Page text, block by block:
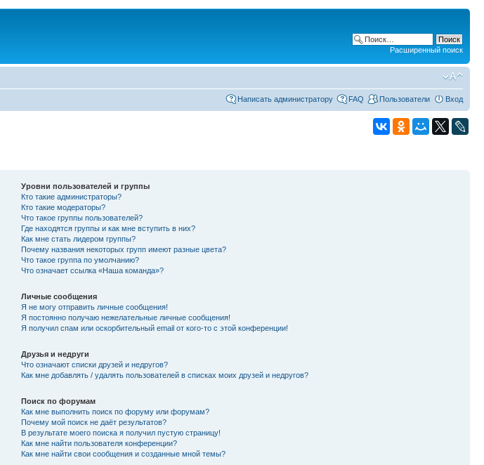
Расширенный поиск
Написать администратору FAQ Пользователи Вход
Уровни пользователей и группы
Кто такие администраторы?
Кто такие модераторы?
Что такое группы пользователей?
Где находятся группы и как мне вступить в них?
Как мне стать лидером группы?
Почему названия некоторых групп имеют разные цвета?
Что такое группа по умолчанию?
Что означает ссылка «Наша команда»?
Личные сообщения
Я не могу отправить личные сообщения!
Я постоянно получаю нежелательные личные сообщения!
Я получил спам или оскорбительный email от кого-то с этой конференции!
Друзья и недруги
Что означают списки друзей и недругов?
Как мне добавлять / удалять пользователей в списках моих друзей и недругов?
Поиск по форумам
Как мне выполнить поиск по форуму или форумам?
Почему мой поиск не даёт результатов?
В результате моего поиска я получил пустую страницу!
Как мне найти пользователя конференции?
Как мне найти свои сообщения и созданные мной темы?